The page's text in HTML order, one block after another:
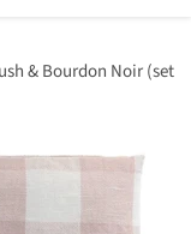
& Bourdon Noir (set